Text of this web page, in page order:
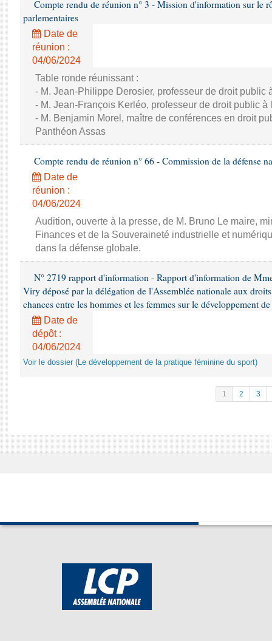
Compte rendu de réunion n° 3 - Mission d'information sur le
parlementaires
Date de
réunion :
04/06/2024
Table ronde réunissant :
- M. Jean-Philippe Derosier, professeur de droit public
- M. Jean-François Kerléo, professeur de droit public
- M. Benjamin Morel, maître de conférences en droit
Panthéon Assas
Compte rendu de réunion n° 66 - Commission de la défense
Date de
réunion :
04/06/2024
Audition, ouverte à la presse, de M. Bruno Le maire,
Finances et de la Souveraineté industrielle et
dans la défense globale.
N° 2719 rapport d'information - Rapport d'information de
Viry déposé par la délégation de l'Assemblée nationale aux
chances entre les hommes et les femmes sur le développement
Date de
dépôt :
04/06/2024
Voir le dossier (Le développement de la pratique féminine du sport)
1 2 3